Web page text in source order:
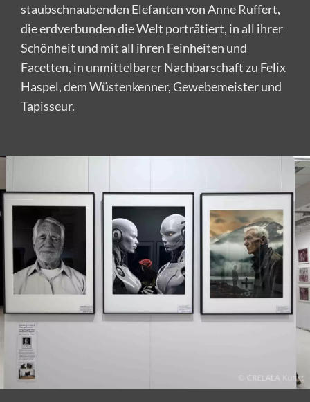
staubschnaubenden Elefanten von Anne Ruffert,
die erdverbunden die Welt porträtiert, in all ihrer
Schönheit und mit all ihren Feinheiten und
Facetten, in unmittelbarer Nachbarschaft zu Felix
Haspel, dem Wüstenkenner, Gewebemeister und
Tapisseur.